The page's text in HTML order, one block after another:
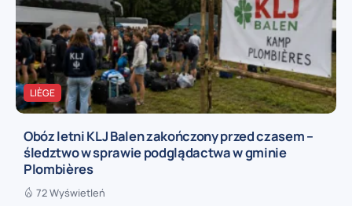
LIÈGE
Obóz letni KLJ Balen zakończony przed czasem –
śledztwo w sprawie podglądactwa w gminie
Plombières
72 Wyświetleń